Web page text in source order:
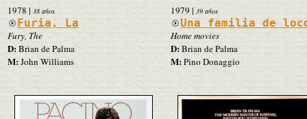
1978| 38 años
Furia, La
Fury, The
D:Brian de Palma
M: John Williams
1979 |39 años
Una familia de
Home movies
D:Brian de Palma
M:Pino Donaggio